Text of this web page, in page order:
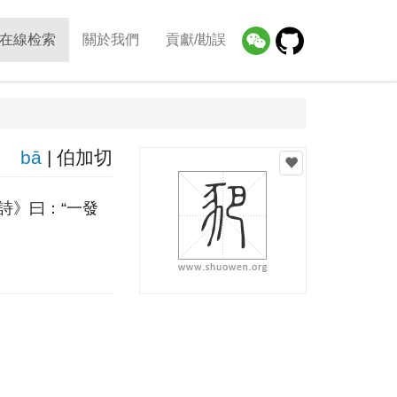
在線检索 關於我們 貢獻/勘誤
bā| 伯加切
》曰：“一發